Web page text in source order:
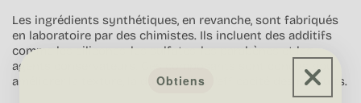
Les ingrédients synthétiques, en revanche, sont fabriqués
en laboratoire par des chimistes. Ils incluent des additifs
comme les silicones, les sulfates, les parabènes et les
agents conservateurs. Ces composants sont conçus pour
améliorer la texture, la durabilité et l'efficacité des produits.
Obtiens